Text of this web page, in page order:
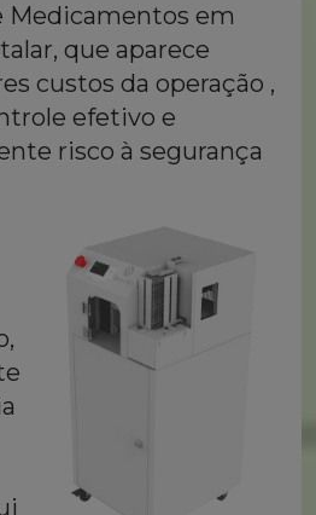
Medicamentos em
que aparece
custos da operação ,
efetivo e
risco à segurança